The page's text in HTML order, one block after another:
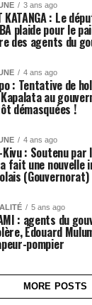
3 ans ago
KATANGA : Le
plaide pour le
des agents du
4 ans ago
: Tentative de
Kapalata au
démasquées !
4 ans ago
: Soutenu par
fait une nouvelle
(Gouvernorat)
5 ans ago
: agents du
Édouard
pompier
MORE POSTS